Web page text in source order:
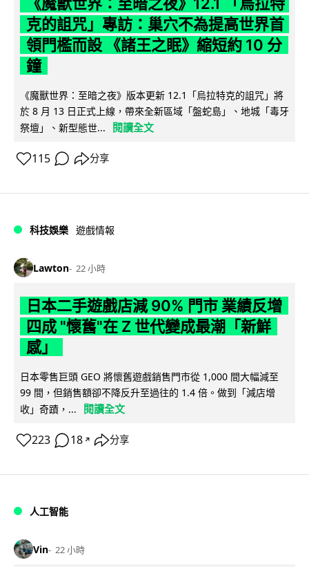
克的詛咒」專訪：巢穴不為提高世界首
領門檻而設 《諸王之眠》縮短約 10 分
鐘
《魔獸世界：至暗之夜》版本更新 12.1「烏拉特克的詛咒」將
於 8 月 13 日正式上線，帶來全新區域「盤蛇島」、地城「毒牙
祭壇」、新型態世...
閱讀全文
115 分享
科技娛樂 遊戲情報
Lawton 22 小時
日本二手遊戲店減 90% 門市 業績反增
四成 "懷舊"在 Z 世代變成最潮「新鮮
感」
日本零售巨頭 GEO 將懷舊遊戲銷售門市從 1,000 間大幅減至
99 間，但銷售額卻不降反升至過往的 1.4 倍。做到「減店增
收」奇蹟，...
閱讀全文
223 18 ↗ 分享
人工智能
Vin 22 小時